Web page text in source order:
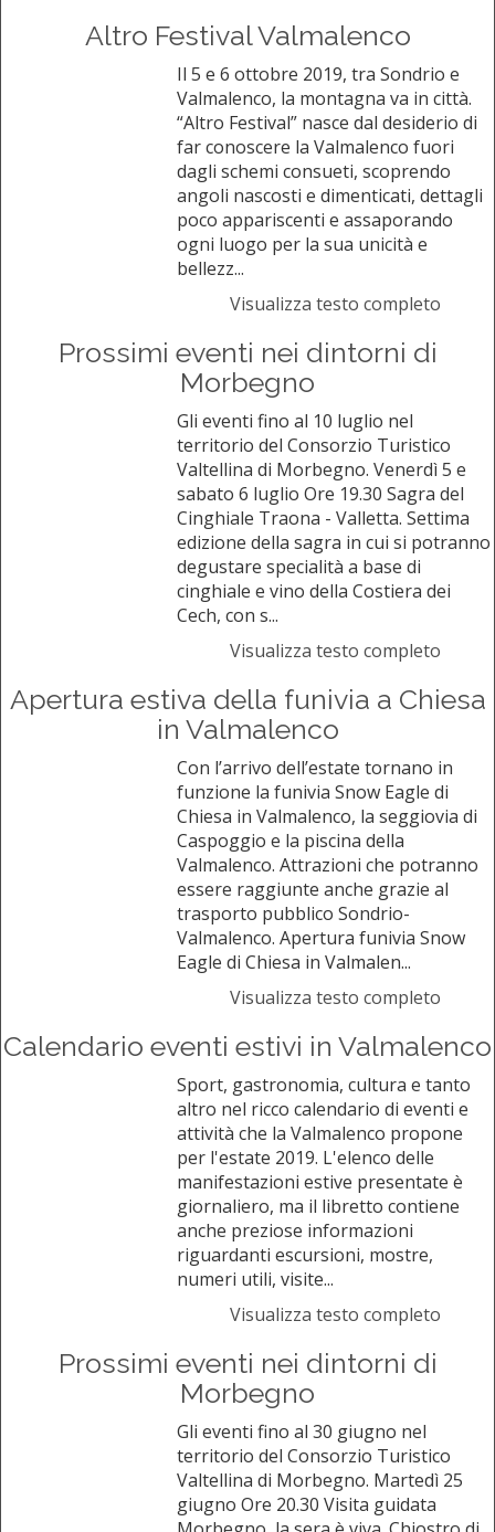
Altro Festival Valmalenco
Il 5 e 6 ottobre 2019, tra Sondrio e
Valmalenco, la montagna va in città.
“Altro Festival” nasce dal desiderio di
far conoscere la Valmalenco fuori
dagli schemi consueti, scoprendo
angoli nascosti e dimenticati, dettagli
poco appariscenti e assaporando
ogni luogo per la sua unicità e
bellezz...
Visualizza testo completo
Prossimi eventi nei dintorni di
Morbegno
Gli eventi fino al 10 luglio nel
territorio del Consorzio Turistico
Valtellina di Morbegno. Venerdì 5 e
sabato 6 luglio Ore 19.30 Sagra del
Cinghiale Traona - Valletta. Settima
edizione della sagra in cui si potranno
degustare specialità a base di
cinghiale e vino della Costiera dei
Cech, con s...
Visualizza testo completo
Apertura estiva della funivia a Chiesa
in Valmalenco
Con l’arrivo dell’estate tornano in
funzione la funivia Snow Eagle di
Chiesa in Valmalenco, la seggiovia di
Caspoggio e la piscina della
Valmalenco. Attrazioni che potranno
essere raggiunte anche grazie al
trasporto pubblico Sondrio-
Valmalenco. Apertura funivia Snow
Eagle di Chiesa in Valmalen...
Visualizza testo completo
Calendario eventi estivi in Valmalenco
Sport, gastronomia, cultura e tanto
altro nel ricco calendario di eventi e
attività che la Valmalenco propone
per l'estate 2019. L'elenco delle
manifestazioni estive presentate è
giornaliero, ma il libretto contiene
anche preziose informazioni
riguardanti escursioni, mostre,
numeri utili, visite...
Visualizza testo completo
Prossimi eventi nei dintorni di
Morbegno
Gli eventi fino al 30 giugno nel
territorio del Consorzio Turistico
Valtellina di Morbegno. Martedì 25
giugno Ore 20.30 Visita guidata